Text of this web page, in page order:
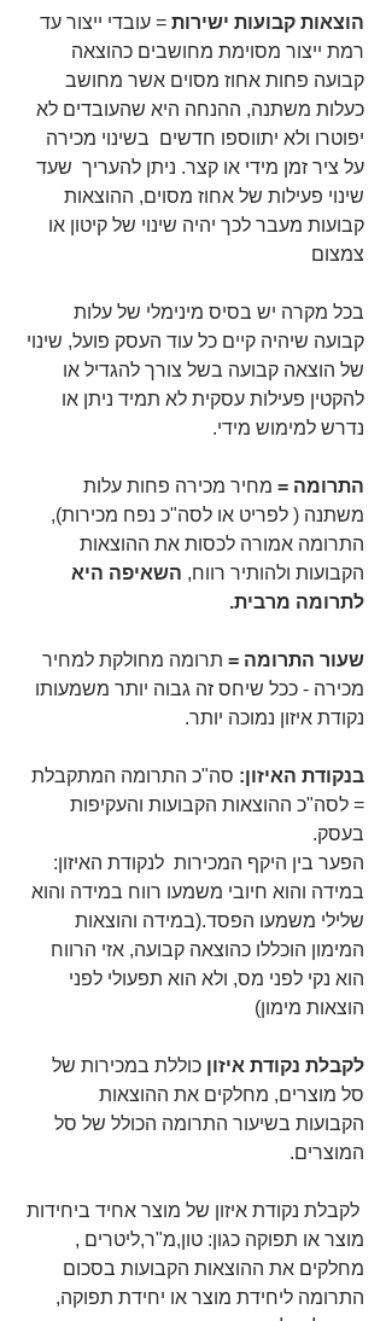
הוצאות קבועות ישירות = עובדי ייצור עד
רמת ייצור מסוימת מחושבים כהוצאה
קבועה פחות אחוז מסוים אשר מחושב
כעלות משתנה, ההנחה היא שהעובדים לא
יפוטרו ולא יתווספו חדשים  בשינוי מכירה
על ציר זמן מידי או קצר. ניתן להעריך  שעד
שינוי פעילות של אחוז מסוים, ההוצאות
קבועות מעבר לכך יהיה שינוי של קיטון או
צמצום
בכל מקרה יש בסיס מינימלי של עלות
קבועה שיהיה קיים כל עוד העסק פועל, שינוי
של הוצאה קבועה בשל צורך להגדיל או
להקטין פעילות עסקית לא תמיד ניתן או
נדרש למימוש מידי.
התרומה = מחיר מכירה פחות עלות
משתנה ( לפריט או לסה"כ נפח מכירות),
התרומה אמורה לכסות את ההוצאות
הקבועות ולהותיר רווח, השאיפה היא
לתרומה מרבית.
שעור התרומה = תרומה מחולקת למחיר
מכירה - ככל שיחס זה גבוה יותר משמעותו
נקודת איזון נמוכה יותר.
בנקודת האיזון: סה"כ התרומה המתקבלת
= לסה"כ ההוצאות הקבועות והעקיפות
בעסק.
הפער בין היקף המכירות  לנקודת האיזון:
במידה והוא חיובי משמעו רווח במידה והוא
שלילי משמעו הפסד.(במידה והוצאות
המימון הוכללו כהוצאה קבועה, אזי הרווח
הוא נקי לפני מס, ולא הוא תפעולי לפני
הוצאות מימון)
לקבלת נקודת איזון כוללת במכירות של
סל מוצרים, מחלקים את ההוצאות
הקבועות בשיעור התרומה הכולל של סל
המוצרים.
לקבלת נקודת איזון של מוצר אחיד ביחידות
מוצר או תפוקה כגון: טון,מ"ר,ליטרים ,
מחלקים את ההוצאות הקבועות בסכום
התרומה ליחידת מוצר או יחידת תפוקה,